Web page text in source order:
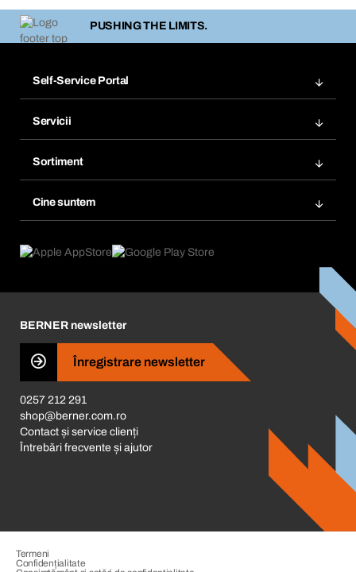
PUSHING THE LIMITS.
Self-Service Portal
Marcaje
Comandă din nou
Abonări
Servicii
Gestionarea substanțelor periculoase
eProcurement
Consilier produse
Sortiment
Cine suntem
Ce ne motivează
Business Conduct
BERNER newsletter
Înregistrare newsletter
0257 212 291
shop@berner.com.ro
Contact și service clienți
Întrebări frecvente și ajutor
Termeni
Confidențialitate